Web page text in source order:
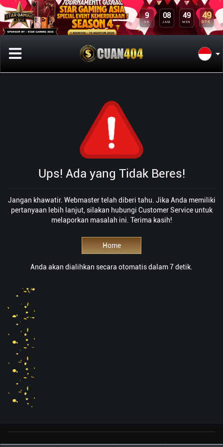
9
HR
08
JAM
49
MEN
49
DTK
Ups! Ada yang Tidak Beres!
Jangan khawatir. Webmaster telah diberi tahu. Jika Anda memiliki
pertanyaan lebih lanjut, silakan hubungi Customer Service untuk
melaporkan masalah ini. Terima kasih!
Home
Anda akan dialihkan secara otomatis dalam 7 detik.